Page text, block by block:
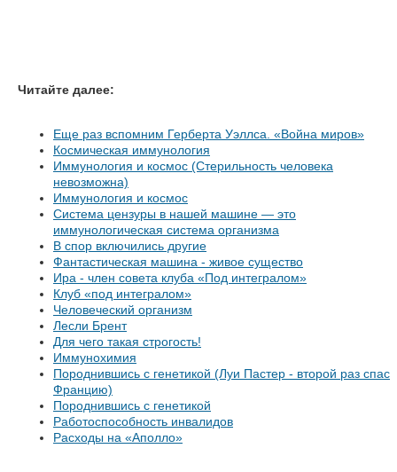
Читайте далее:
Еще раз вспомним Герберта Уэллса. «Война миров»
Космическая иммунология
Иммунология и космос (Стерильность человека
невозможна)
Иммунология и космос
Система цензуры в нашей машине — это
иммунологическая система организма
В спор включились другие
Фантастическая машина - живое существо
Ира - член совета клуба «Под интегралом»
Клуб «под интегралом»
Человеческий организм
Лесли Брент
Для чего такая строгость!
Иммунохимия
Породнившись с генетикой (Луи Пастер - второй раз спас
Францию)
Породнившись с генетикой
Работоспособность инвалидов
Расходы на «Аполло»